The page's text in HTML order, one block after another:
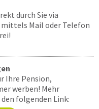
durch Sie via
Mail oder Telefon
Ihre Pension,
werben! Mehr
folgenden Link: